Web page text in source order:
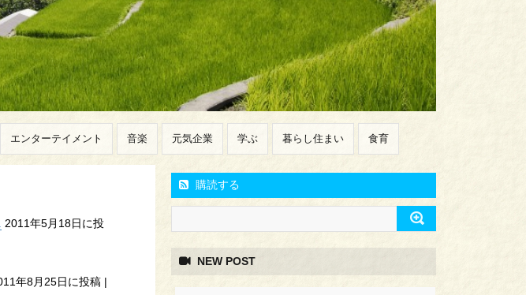
エンターテイメント 音楽 元気企業 学ぶ 暮らし住まい 食育
2011年5月18日に投
年8月25日に投稿 |
購読する
NEW POST